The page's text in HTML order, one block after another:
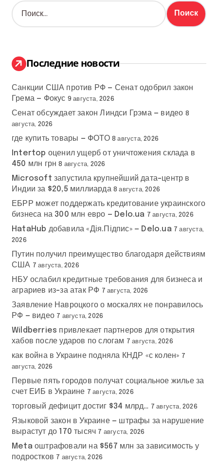
Н
а
:
Последние новости
Санкции США против РФ — Сенат одобрил закон
Грема — Фокус 9 августа, 2026
Сенат обсуждает закон Линдси Грэма — видео 8
августа, 2026
где купить товары — ФОТО 8 августа, 2026
Intertop оценил ущерб от уничтожения склада в
450 млн грн 8 августа, 2026
Microsoft запустила крупнейший дата-центр в
Индии за $20,5 миллиарда 8 августа, 2026
ЕБРР может поддержать кредитование украинского
бизнеса на 300 млн евро — Delo.ua 7 августа, 2026
HataHub добавила «Дія.Підпис» — Delo.ua 7 августа,
2026
Путин получил преимущество благодаря действиям
США 7 августа, 2026
НБУ ослабил кредитные требования для бизнеса и
аграриев из-за атак РФ 7 августа, 2026
Заявление Навроцкого о москалях не понравилось
РФ — видео 7 августа, 2026
Wildberries привлекает партнеров для открытия
хабов после ударов по слогам 7 августа, 2026
как война в Украине подняла КНДР «с колен» 7
августа, 2026
Первые пять городов получат социальное жилье за
счет ЕИБ в Украине 7 августа, 2026
торговый дефицит достиг $34 млрд… 7 августа, 2026
Языковой закон в Украине — штрафы за нарушение
вырастут до 170 тысяч 7 августа, 2026
Meta оштрафовали на $567 млн за зависимость у
подростков 7 августа, 2026